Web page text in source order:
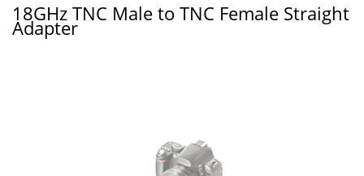
18GHz TNC Male to TNC Female Straight
Adapter